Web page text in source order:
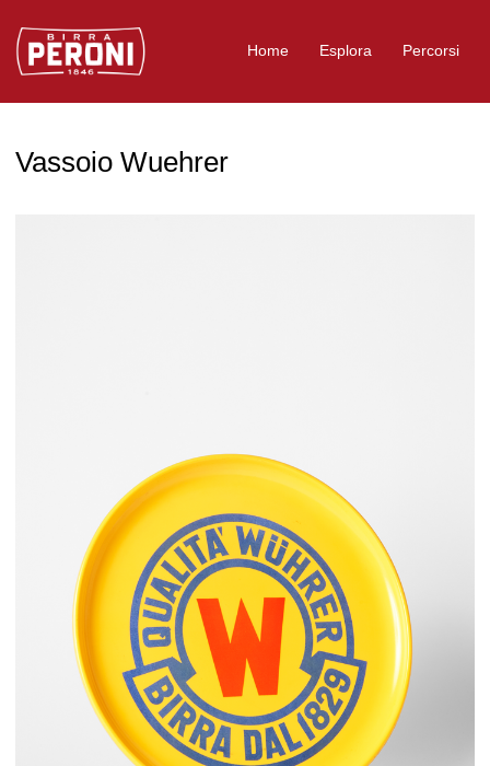
Logo Birra Peroni
Home Esplora Percorsi
Vassoio Wuehrer